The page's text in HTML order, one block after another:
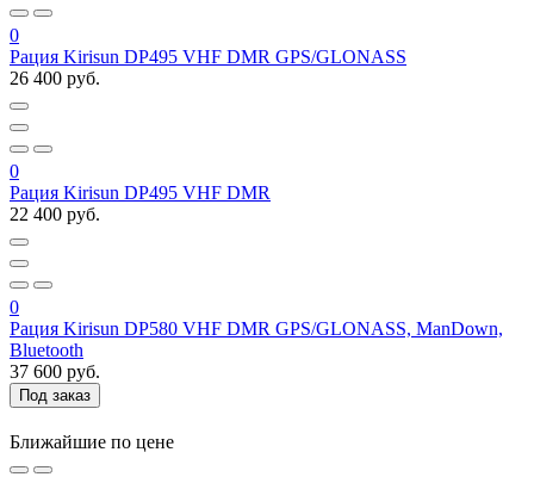
0
Рация Kirisun DP495 VHF DMR GPS/GLONASS
26 400 руб.
0
Рация Kirisun DP495 VHF DMR
22 400 руб.
0
Рация Kirisun DP580 VHF DMR GPS/GLONASS, ManDown,
Bluetooth
37 600 руб.
Под заказ
Ближайшие по цене